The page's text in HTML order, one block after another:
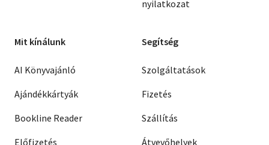
nyilatkozat
Mit kínálunk
AI Könyvajánló
Ajándékkártyák
Bookline Reader
Előfizetés
Segítség
Szolgáltatások
Fizetés
Szállítás
Átvevőhelyek